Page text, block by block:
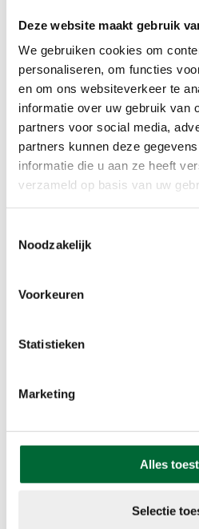
Deze website maakt gebruik
We gebruiken cookies om
personaliseren, om functies
en om ons websiteverkeer te
informatie over uw gebruik van
partners voor social media,
partners kunnen deze
informatie die u aan ze heeft
verzameld op basis van uw
Noodzakelijk
Voorkeuren
Statistieken
Marketing
Alles
Selectie
Voorzieningen
AED
Bepijld
EHBO
Korting
Rust
Beloningen
Stempel
Wil jij minimaal
jouw volgende
wandeltocht?